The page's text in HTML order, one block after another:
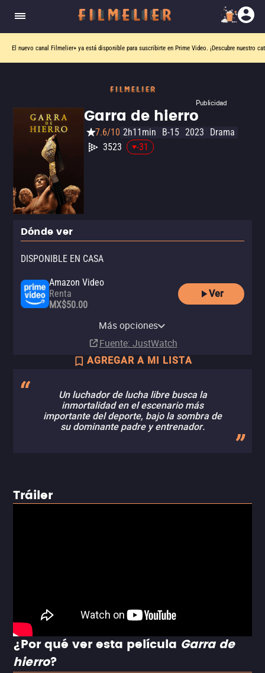
El nuevo canal Filmelier+ ya está disponible para suscribirte en Prime Video. ¡Descubre nuestro
Publicidad
Garra de hierro
7.6/10 2h11min B-15 2023
Drama
3523
-31
Dónde ver
DISPONIBLE EN CASA
Amazon Video
Renta
MX$50.00
Ver
Apple TV Store
Más opciones
Fuente: JustWatch
AGREGAR A MI LISTA
Un luchador de lucha libre busca la
inmortalidad en el escenario más
importante del deporte, bajo la sombra de
su dominante padre y entrenador.
Tráiler
¿Por qué ver esta película Garra de
hierro?